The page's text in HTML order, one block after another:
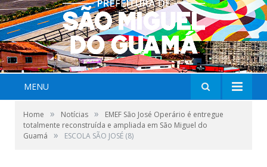
MENU
Home » Notícias »
EMEF São José Operário é entregue
totalmente reconstruída e ampliada em São Miguel do
Guamá
» ESCOLA SÃO JOSÉ (8)